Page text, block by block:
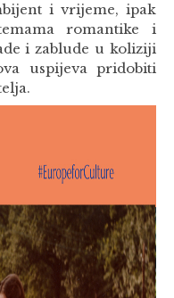
i vrijeme, ipak
romantike i
i zablude u koliziji
uspijeva pridobiti